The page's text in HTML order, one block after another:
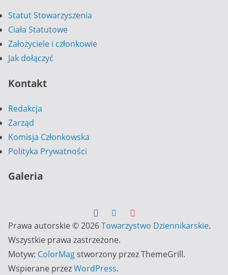
Statut Stowarzyszenia
Ciała Statutowe
Założyciele i członkowie
Jak dołączyć
Kontakt
Redakcja
Zarząd
Komisja Członkowska
Polityka Prywatności
Galeria
Prawa autorskie © 2026Towarzystwo Dziennikarskie.
Wszystkie prawa zastrzeżone.
Motyw: ColorMag stworzony przez ThemeGrill.
Wspierane przezWordPress.